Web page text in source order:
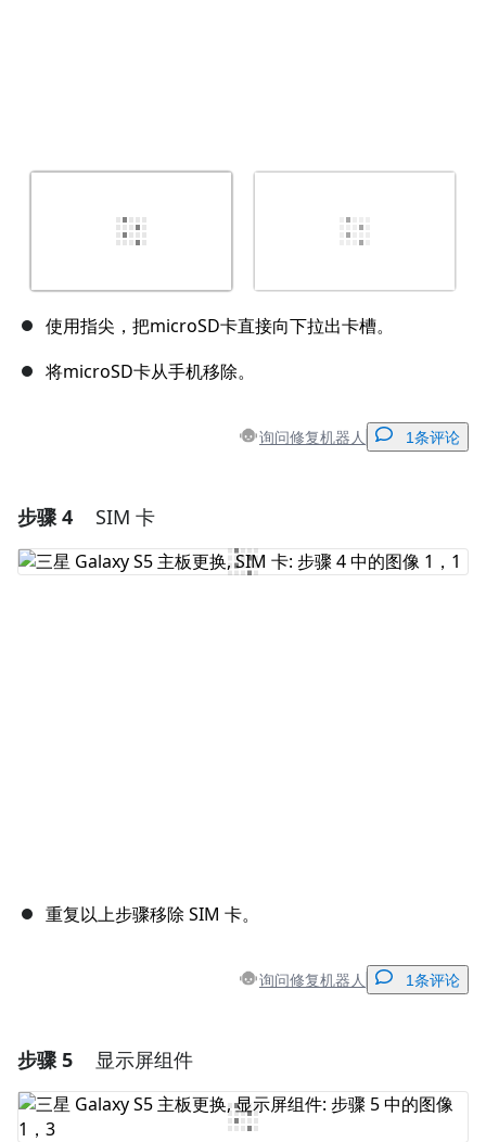
使用指尖，把microSD卡直接向下拉出卡槽。
将microSD卡从手机移除。
询问修复机器人 1条评论
添加评论
步骤 4 SIM 卡
重复以上步骤移除 SIM 卡。
询问修复机器人 1条评论
添加评论
步骤 5 显示屏组件